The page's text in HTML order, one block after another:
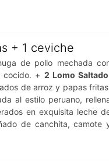
+ 1 ceviche
de pollo mechada
cocido. + 2 Lomo
de arroz y papas
al estilo peruano,
en exquisita leche
de canchita, camote